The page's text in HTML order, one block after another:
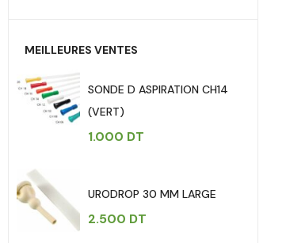
MEILLEURES VENTES
SONDE D ASPIRATION CH14
(VERT)
1.000 DT
URODROP 30 MM LARGE
2.500 DT